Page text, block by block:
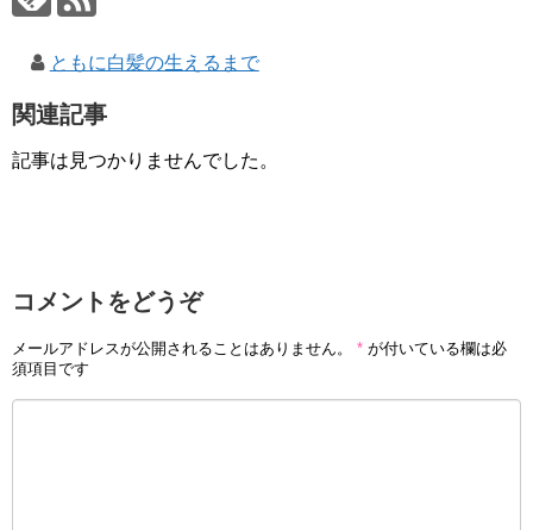
ともに白髪の生えるまで
関連記事
記事は見つかりませんでした。
コメントをどうぞ
メールアドレスが公開されることはありません。 * が付いている欄は必
須項目です